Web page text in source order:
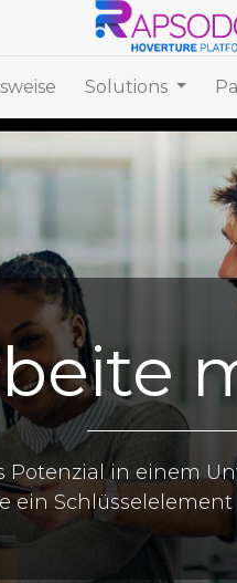
Solutions
Potenzial in einem
ein